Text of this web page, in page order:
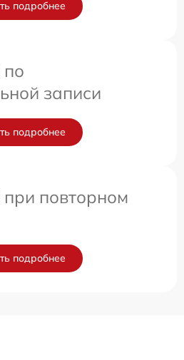
подробнее
записи
подробнее
повторном
подробнее